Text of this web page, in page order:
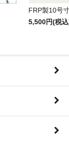
FRP製10号
5,500円(税